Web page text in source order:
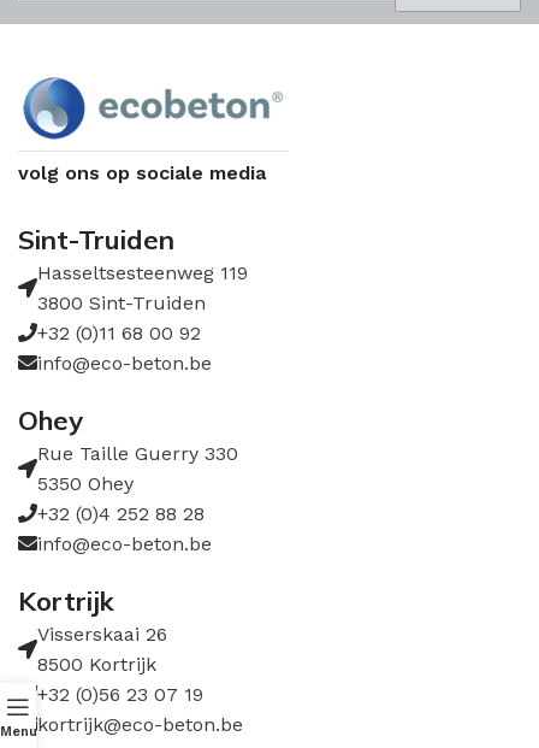
volg ons op sociale media
Sint-Truiden
Hasseltsesteenweg 119
3800 Sint-Truiden
+32 (0)11 68 00 92
info@eco-beton.be
Ohey
Rue Taille Guerry 330
5350 Ohey
+32 (0)4 252 88 28
info@eco-beton.be
Kortrijk
Visserskaai 26
8500 Kortrijk
+32 (0)56 23 07 19
kortrijk@eco-beton.be
Menu